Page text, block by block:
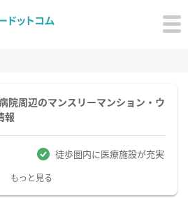
院周辺のマンスリーマンション・ウ
報
徒歩圏内に医療施設が充実
もっと見る